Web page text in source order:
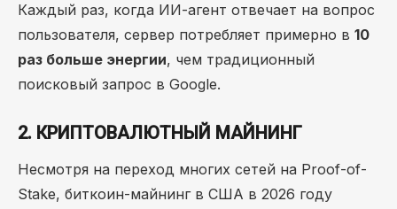
Каждый раз, когда ИИ-агент отвечает на вопрос
пользователя, сервер потребляет примерно в 10
раз больше энергии, чем традиционный
поисковый запрос в Google.
2. КРИПТОВАЛЮТНЫЙ МАЙНИНГ
Несмотря на переход многих сетей на Proof-of-
Stake, биткоин-майнинг в США в 2026 году